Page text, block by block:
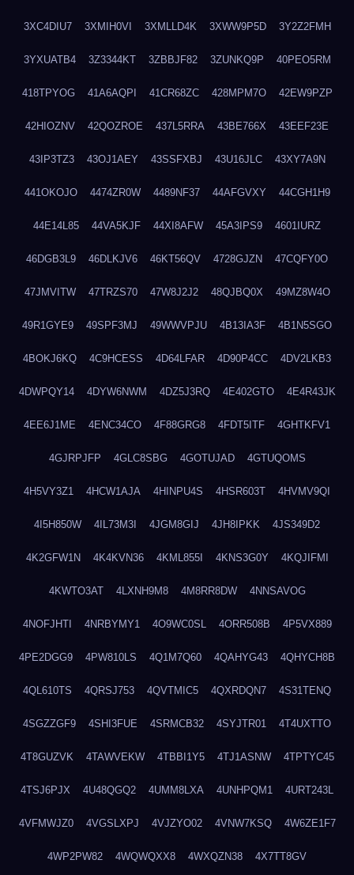
3XC4DIU7 3XMIH0VI 3XMLLD4K 3XWW9P5D 3Y2Z2FMH
3YXUATB4 3Z3344KT 3ZBBJF82 3ZUNKQ9P 40PEO5RM
418TPYOG 41A6AQPI 41CR68ZC 428MPM7O 42EW9PZP
42HIOZNV 42QOZROE 437L5RRA 43BE766X 43EEF23E
43IP3TZ3 43OJ1AEY 43SSFXBJ 43U16JLC 43XY7A9N
441OKOJO 4474ZR0W 4489NF37 44AFGVXY 44CGH1H9
44E14L85 44VA5KJF 44XI8AFW 45A3IPS9 4601IURZ
46DGB3L9 46DLKJV6 46KT56QV 4728GJZN 47CQFY0O
47JMVITW 47TRZS70 47W8J2J2 48QJBQ0X 49MZ8W4O
49R1GYE9 49SPF3MJ 49WWVPJU 4B13IA3F 4B1N5SGO
4BOKJ6KQ 4C9HCESS 4D64LFAR 4D90P4CC 4DV2LKB3
4DWPQY14 4DYW6NWM 4DZ5J3RQ 4E402GTO 4E4R43JK
4EE6J1ME 4ENC34CO 4F88GRG8 4FDT5ITF 4GHTKFV1
4GJRPJFP 4GLC8SBG 4GOTUJAD 4GTUQOMS
4H5VY3Z1 4HCW1AJA 4HINPU4S 4HSR603T 4HVMV9QI
4I5H850W 4IL73M3I 4JGM8GIJ 4JH8IPKK 4JS349D2
4K2GFW1N 4K4KVN36 4KML855I 4KNS3G0Y 4KQJIFMI
4KWTO3AT 4LXNH9M8 4M8RR8DW 4NNSAVOG
4NOFJHTI 4NRBYMY1 4O9WC0SL 4ORR508B 4P5VX889
4PE2DGG9 4PW810LS 4Q1M7Q60 4QAHYG43 4QHYCH8B
4QL610TS 4QRSJ753 4QVTMIC5 4QXRDQN7 4S31TENQ
4SGZZGF9 4SHI3FUE 4SRMCB32 4SYJTR01 4T4UXTTO
4T8GUZVK 4TAWVEKW 4TBBI1Y5 4TJ1ASNW 4TPTYC45
4TSJ6PJX 4U48QGQ2 4UMM8LXA 4UNHPQM1 4URT243L
4VFMWJZ0 4VGSLXPJ 4VJZYO02 4VNW7KSQ 4W6ZE1F7
4WP2PW82 4WQWQXX8 4WXQZN38 4X7TT8GV